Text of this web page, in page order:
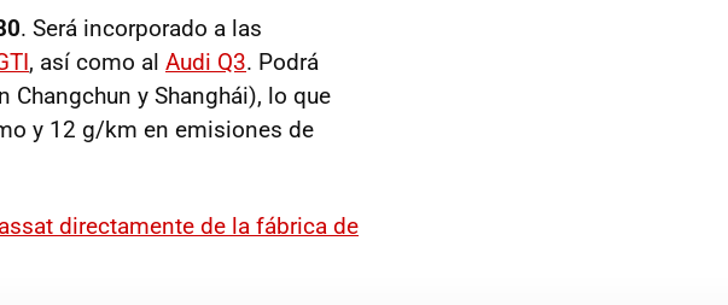
. Será incorporado a las
, así como al Audi Q3. Podrá
y Shanghái), lo que
y 12 g/km en emisiones de
directamente de la fábrica de